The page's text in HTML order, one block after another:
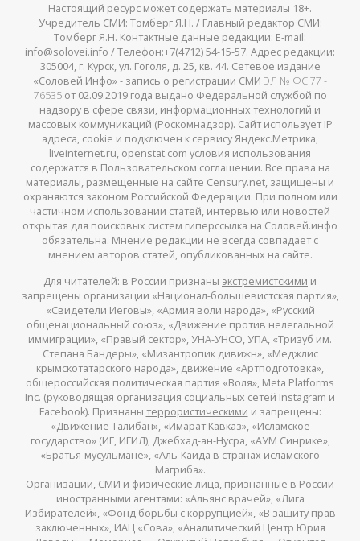
Настоящий ресурс может содержать материалы 18+.
Учредитель СМИ: Томберг Я.Н. / Главный редактор СМИ:
Томберг Я.Н. Контактные данные редакции: E-mail:
info@solovei.info / Телефон:+7(4712) 54-15-57. Адрес редакции:
305004, г. Курск, ул. Гоголя, д. 25, кв. 44. Сетевое издание
«Соловей.Инфо» - запись о регистрации СМИ ЭЛ № ФС 77 -
76535от 02.09.2019 года выдано Федеральной службой по
надзору в сфере связи, информационных технологий и
массовых коммуникаций (Роскомнадзор). Сайт использует IP
адреса, cookie и подключен к сервису Яндекс.Метрика,
liveinternet.ru, openstat.com условия использования
содержатся в Пользовательском соглашении. Все права на
материалы, размещенные на сайте Censury.net, защищены и
охраняются законом Российской Федерации. При полном или
частичном использовании статей, интервью или новостей
открытая для поисковых систем гиперссылка на Соловей.инфо
обязательна. Мнение редакции не всегда совпадает с
мнением авторов статей, опубликованных на сайте.
Для читателей: в России признаны экстремистскими и
запрещены организации «Национал-большевистская партия»,
«Свидетели Иеговы», «Армия воли народа», «Русский
общенациональный союз», «Движение против нелегальной
иммиграции», «Правый сектор», УНА-УНСО, УПА, «Тризуб им.
Степана Бандеры», «Мизантропик дивижн», «Меджлис
крымскотатарского народа», движение «Артподготовка»,
общероссийская политическая партия «Воля», Meta Platforms
Inc. (руководящая организация социальных сетей Instagram и
Facebook). Признаны террористическими и запрещены:
«Движение Талибан», «Имарат Кавказ», «Исламское
государство» (ИГ, ИГИЛ), Джебхад-ан-Нусра, «АУМ Синрике»,
«Братья-мусульмане», «Аль-Каида в странах исламского
Магриба».
Организации, СМИ и физические лица, признанные в России
иностранными агентами: «Альянс врачей», «Лига
Избирателей», «Фонд борьбы с коррупцией», «В защиту прав
заключенных», ИАЦ «Сова», «Аналитический Центр Юрия